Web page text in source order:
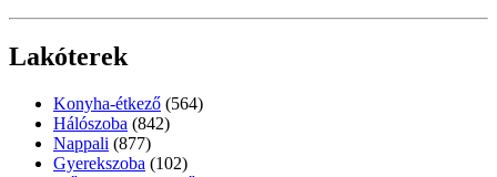
Lakóterek
Konyha-étkező (564)
Hálószoba (842)
Nappali (877)
Gyerekszoba (102)